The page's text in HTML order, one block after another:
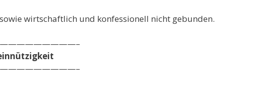
wirtschaftlich und konfessionell nicht gebunden.